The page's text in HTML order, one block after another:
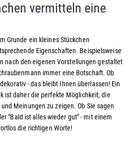
vermitteln eine
Grunde ein kleines Stückchen
Eigenschaften. Beispielsweise
nach den eigenen Vorstellungen gestaltet
immer eine Botschaft. Ob
- das bleibt Ihnen überlassen! Ein
ist daher die perfekte Möglichkeit, die
Meinungen zu zeigen. Ob Sie sagen
"Bald ist alles wieder gut" - mit einem
die richtigen Worte!